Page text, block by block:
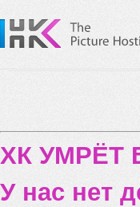
ХК
У нас нет